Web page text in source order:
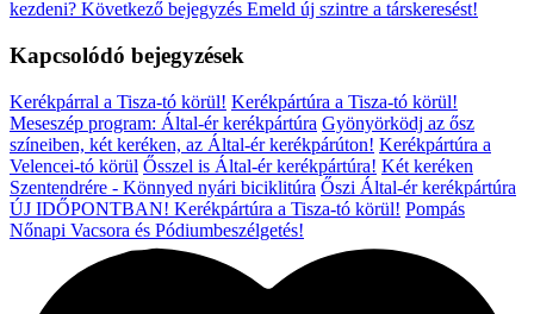
kezdeni? Következő bejegyzés Emeld új szintre a társkeresést!
Kapcsolódó bejegyzések
Kerékpárral a Tisza-tó körül! Kerékpártúra a Tisza-tó körül!
Meseszép program: Által-ér kerékpártúra Gyönyörködj az ősz
színeiben, két keréken, az Által-ér kerékpárúton! Kerékpártúra a
Velencei-tó körül Ősszel is Által-ér kerékpártúra! Két keréken
Szentendrére - Könnyed nyári biciklitúra Őszi Által-ér kerékpártúra
ÚJ IDŐPONTBAN! Kerékpártúra a Tisza-tó körül! Pompás
Nőnapi Vacsora és Pódiumbeszélgetés!